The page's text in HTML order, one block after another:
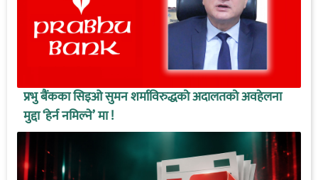
प्रभु बैंकका सिइओ सुमन शर्माविरुद्धको अदालतको अवहेलना
मुद्दा ‘हेर्न नमिल्ने’ मा !